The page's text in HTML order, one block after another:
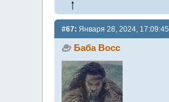
#67: Января 28, 2024, 17:09:45
Баба Восс